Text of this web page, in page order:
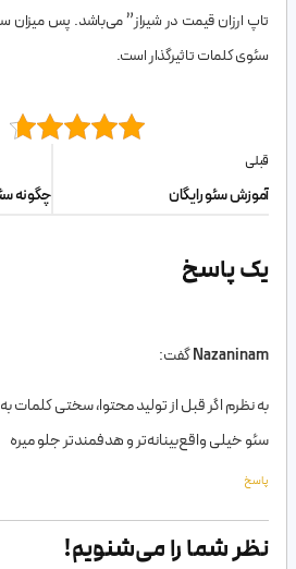
تاپ ارزان قیمت در شیراز” می‌باشد. پس میزان
سئوی کلمات تاثیرگذار است.
قبلی
آموزش سئو رایگان
یک پاسخ
Nazaninamگفت:
به نظرم اگر قبل از تولید محتوا، سختی کلمات
سئو خیلی واقع‌بینانه‌تر و هدفمندتر جلو میره
پاسخ
نظر شما را می‌شنویم!